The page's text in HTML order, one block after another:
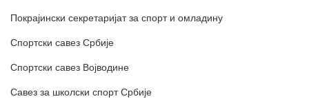
Покрајински секретаријат за спорт и омладину
Спортски савез Србије
Спортски савез Војводине
Савез за школски спорт Србије